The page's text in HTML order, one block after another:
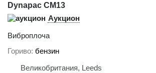
Dynapac CM13
Аукцион
Виброплоча
Гориво бензин
Великобритания, Leeds